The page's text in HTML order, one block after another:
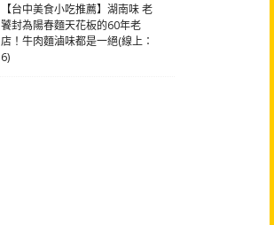
【台中美食小吃推薦】湖南味 老
饕封為陽春麵天花板的60年老
店！牛肉麵滷味都是一絕(線上：
6)